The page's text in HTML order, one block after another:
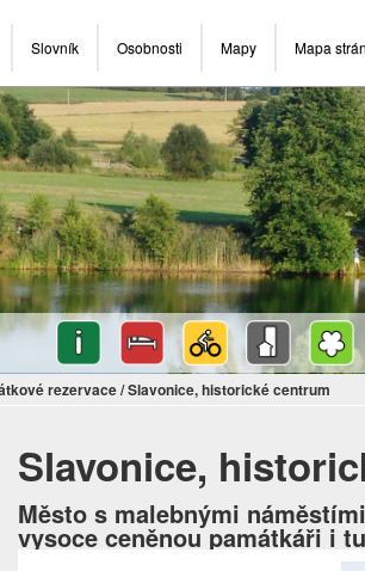
Slovník Osobnosti Mapy Mapa
rezervace/Slavonice, historické centrum
Slavonice,
Město s malebnými
vysoce ceněnou památkáři i